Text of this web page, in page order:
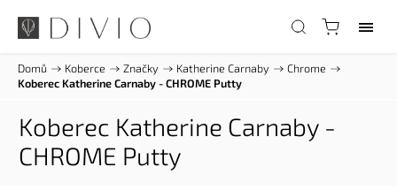
Domů / Koberce / Značky / Katherine Carnaby / Chrome /
Koberec Katherine Carnaby - CHROME Putty
Koberec Katherine Carnaby -
CHROME Putty